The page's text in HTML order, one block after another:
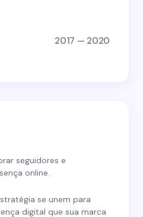
2017 — 2020
seguidores e
online.
se unem para
digital que sua marca